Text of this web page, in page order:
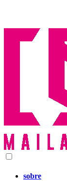
sobre